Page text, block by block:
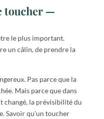
toucher —
le plus important.
un câlin, de prendre la
Pas parce que la
Mais parce que dans
changé, la prévisibilité du
Savoir qu’un toucher